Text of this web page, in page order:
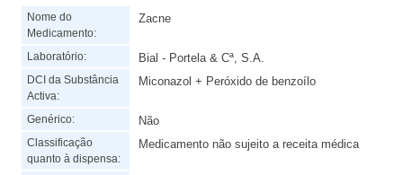
Nome do
Medicamento:
Zacne
Laboratório: Bial - Portela & Cª, S.A.
DCI da Substância
Activa:
Miconazol + Peróxido de benzoílo
Genérico: Não
Classificação
quanto à dispensa:
Medicamento não sujeito a receita médica